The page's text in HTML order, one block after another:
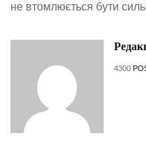
не втомлюється бути
4300